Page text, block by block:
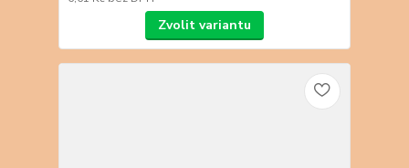
Zvolit variantu